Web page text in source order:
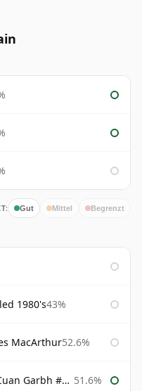
Gut Mittel Begrenzt
1980's43%
MacArthur52.6%
Home Collection 51.6%